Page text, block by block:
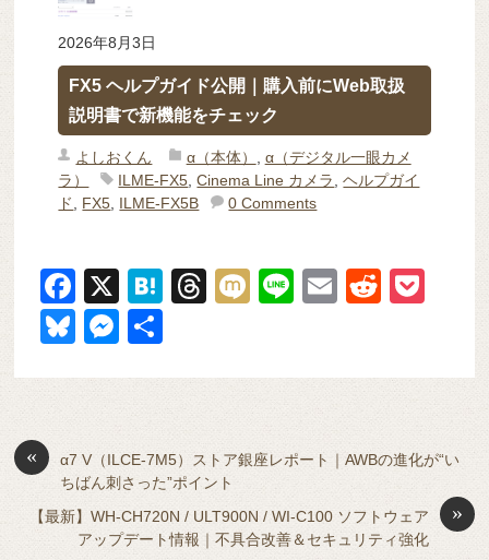
2026年8月3日
FX5 ヘルプガイド公開｜購入前にWeb取扱
説明書で新機能をチェック
よしおくん α（本体）
α（デジタル一眼カメ
ラ）
ILME-FX5 ,Cinema Line カメラ ,ヘルプガイ
ド
FX5 ILME-FX5B 0 Comments
F
a
c
e
o
o
k
X
H
n
T
a
s
M Li
E
R
di et
Bl
y
M
n
g
er
«
α7 V（ILCE-7M5）ストア銀座レポート｜AWBの進化が“い
ちばん刺さった”ポイント
»
【最新】WH-CH720N / ULT900N / WI-C100 ソフトウェア
アップデート情報｜不具合改善＆セキュリティ強化